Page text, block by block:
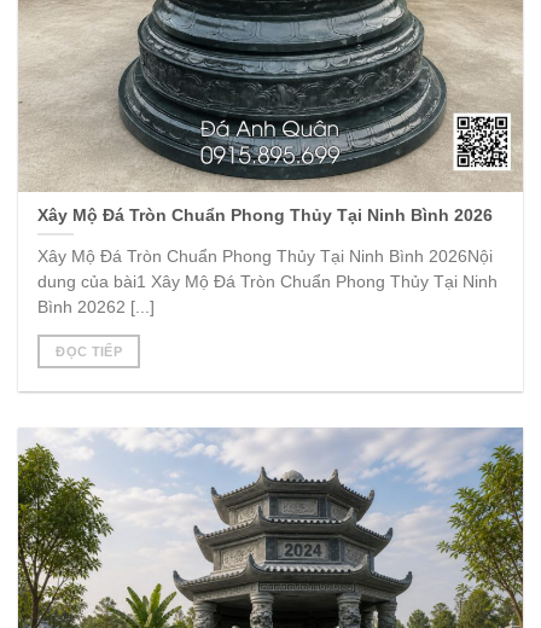
Xây Mộ Đá Tròn Chuẩn Phong Thủy Tại Ninh Bình 2026
Xây Mộ Đá Tròn Chuẩn Phong Thủy Tại Ninh Bình 2026Nội
dung của bài1 Xây Mộ Đá Tròn Chuẩn Phong Thủy Tại Ninh
Bình 20262 [...]
ĐỌC TIẾP